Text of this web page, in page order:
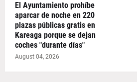
El Ayuntamiento prohíbe
aparcar de noche en 220
plazas públicas gratis en
Kareaga porque se dejan
coches "durante días"
August 04, 2026